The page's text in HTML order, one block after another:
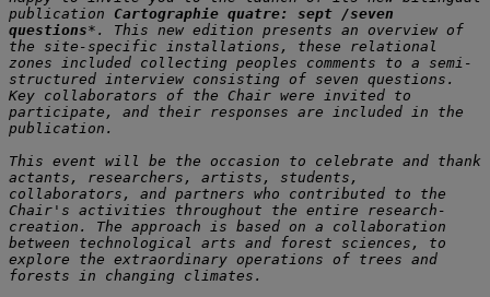
publication Cartographie quatre:
sept /seven
questions*. This new edition presents an overview of
the site-specific installations, these relational
zones included collecting peoples comments to a semi-
structured interview consisting of seven questions.
Key collaborators of the Chair were invited to
participate, and their responses are included in the
publication.
This event will be the occasion to celebrate and thank
actants, researchers, artists, students,
collaborators, and partners who contributed to the
Chair's activities throughout the entire research-
creation. The approach is based on a collaboration
between technological arts and forest sciences, to
explore the extraordinary operations of trees and
forests in changing climates.